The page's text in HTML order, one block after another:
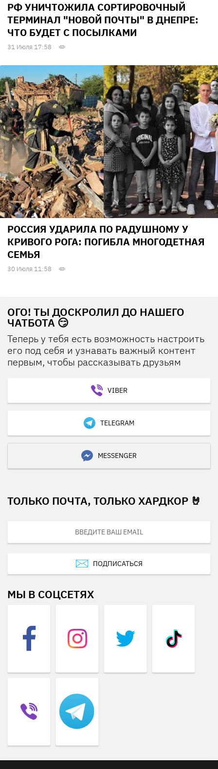
РФ УНИЧТОЖИЛА СОРТИРОВОЧНЫЙ
ТЕРМИНАЛ "НОВОЙ ПОЧТЫ" В ДНЕПРЕ:
ЧТО БУДЕТ С ПОСЫЛКАМИ
31 Июля 17:58
РОССИЯ УДАРИЛА ПО РАДУШНОМУ У
КРИВОГО РОГА: ПОГИБЛА МНОГОДЕТНАЯ
СЕМЬЯ
30 Июля 11:58
ОГО! ТЫ ДОСКРОЛИЛ ДО НАШЕГО
ЧАТБОТА 😏
Теперь у тебя есть возможность настроить
его под себя и узнавать важный контент
первым, чтобы рассказывать друзьям
VIBER
TELEGRAM
MESSENGER
ТОЛЬКО ПОЧТА, ТОЛЬКО ХАРДКОР 🤘
ПОДПИСАТЬСЯ
МЫ В СОЦСЕТЯХ